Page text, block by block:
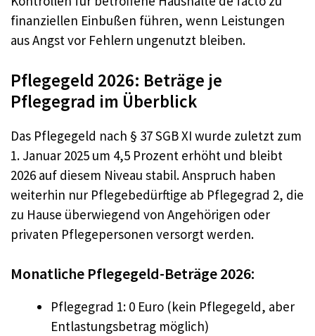
finanziellen Einbußen führen, wenn Leistungen
aus Angst vor Fehlern ungenutzt bleiben.
Pflegegeld 2026: Beträge je
Pflegegrad im Überblick
Das Pflegegeld nach § 37 SGB XI wurde zuletzt zum
1. Januar 2025 um 4,5 Prozent erhöht und bleibt
2026 auf diesem Niveau stabil. Anspruch haben
weiterhin nur Pflegebedürftige ab Pflegegrad 2, die
zu Hause überwiegend von Angehörigen oder
privaten Pflegepersonen versorgt werden.
Monatliche Pflegegeld-Beträge 2026:
Pflegegrad 1: 0 Euro (kein Pflegegeld, aber
Entlastungsbetrag möglich)